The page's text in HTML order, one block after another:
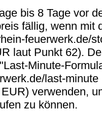
bis 8 Tage vor
fällig, wenn mit
feuerwerk.de/
laut Punkt 62).
Minute-
last-minute
verwenden,
zu können.